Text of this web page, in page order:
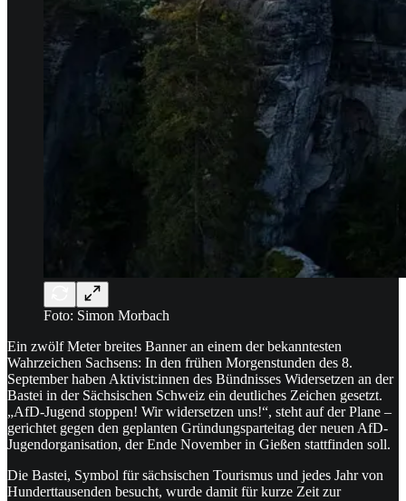
Foto: Simon Morbach
Ein zwölf Meter breites Banner an einem der bekanntesten
Wahrzeichen Sachsens: In den frühen Morgenstunden des 8.
September haben Aktivist:innen des Bündnisses Widersetzen an der
Bastei in der Sächsischen Schweiz ein deutliches Zeichen gesetzt.
„AfD-Jugend stoppen! Wir widersetzen uns!“, steht auf der Plane –
gerichtet gegen den geplanten Gründungsparteitag der neuen AfD-
Jugendorganisation, der Ende November in Gießen stattfinden soll.
Die Bastei, Symbol für sächsischen Tourismus und jedes Jahr von
Hunderttausenden besucht, wurde damit für kurze Zeit zur